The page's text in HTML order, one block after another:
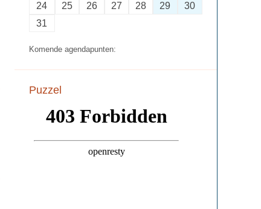
24
25 26 27 28 29
30
31
Komende agendapunten:
Puzzel